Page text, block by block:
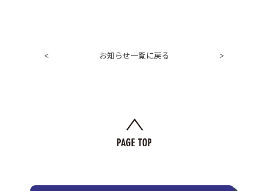
< お知らせ一覧に戻る >